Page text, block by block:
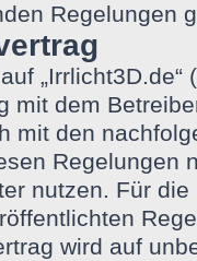
Regelungen
mit dem
mit den
Regelungen
nutzen. Für
wird auf